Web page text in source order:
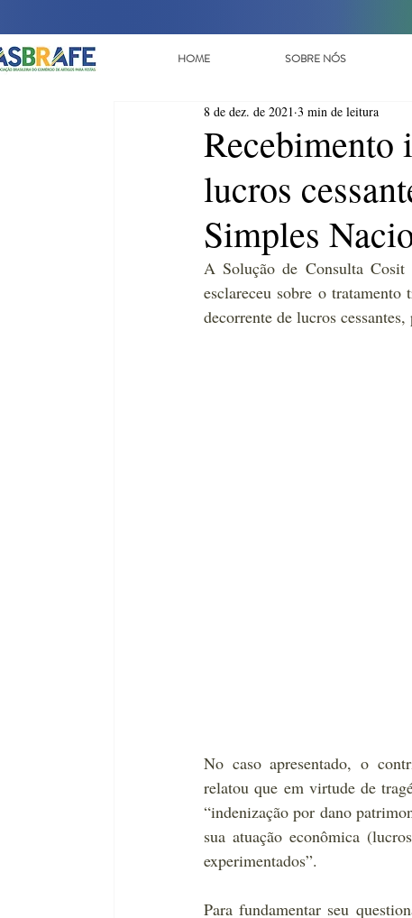
HOME SOBRE NÓS
Recebimento
lucros
Simples
8 de dez. de 2021 3 min de leitura
A Solução de Consulta Cosit
esclareceu sobre o
decorrente de lucros
No caso apresentado, o
relatou que em virtude de
“indenização por dano
sua atuação econômica
experimentados”.
Para fundamentar seu